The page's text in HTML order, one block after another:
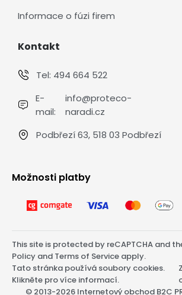
Informace o fúzi firem
Kontakt
Tel: 494 664 522
E-
mail:
info@proteco-
naradi.cz
Podbřezí 63, 518 03 Podbřezí
Možnosti platby
© 2013-2026 Internetový obchod B2C
Tato stránka používá soubory cookies.
Klikněte pro více informací.
This site is protected by reCAPTCHA and
Policy and Terms of Service apply.